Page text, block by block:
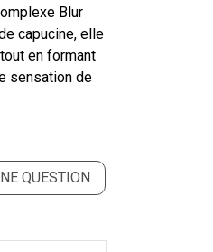
Blur
capucine, elle
en formant
sensation de
QUESTION